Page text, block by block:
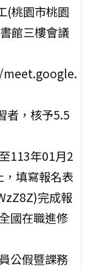
(桃園市桃園
館三樓會議
meet.google.
者，核予5.5
113年01月2
填寫報名表
完成報
國在職進修
公假暨課務